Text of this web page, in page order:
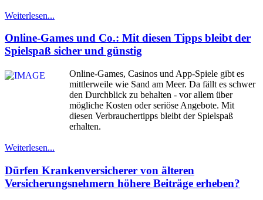
Weiterlesen...
Online-Games und Co.: Mit diesen Tipps bleibt der
Spielspaß sicher und günstig
Online-Games, Casinos und App-Spiele gibt es
mittlerweile wie Sand am Meer. Da fällt es schwer
den Durchblick zu behalten - vor allem über
mögliche Kosten oder seriöse Angebote. Mit
diesen Verbrauchertipps bleibt der Spielspaß
erhalten.
Weiterlesen...
Dürfen Krankenversicherer von älteren
Versicherungsnehmern höhere Beiträge erheben?